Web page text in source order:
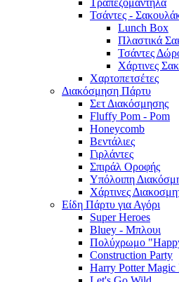
Τσάντες -
Lunch Box
Πλαστικά
Τσάντες
Χάρτινες
Χαρτοπετσέτες
Διακόσμηση Πάρτυ
Σετ Διακόσμησης
Fluffy Pom - Pom
Honeycomb
Βεντάλιες
Γιρλάντες
Σπιράλ Οροφής
Υπόλοιπη
Χάρτινες
Είδη Πάρτυ για Αγόρι
Super Heroes
Bluey - Μπλουι
Πολύχρωμο
Construction Party
Harry Potter Magic